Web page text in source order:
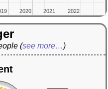
2020
2020 2021
2021 2022
2022
(see more…)